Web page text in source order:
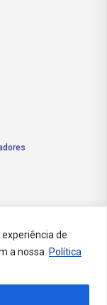
de
a nossa Política